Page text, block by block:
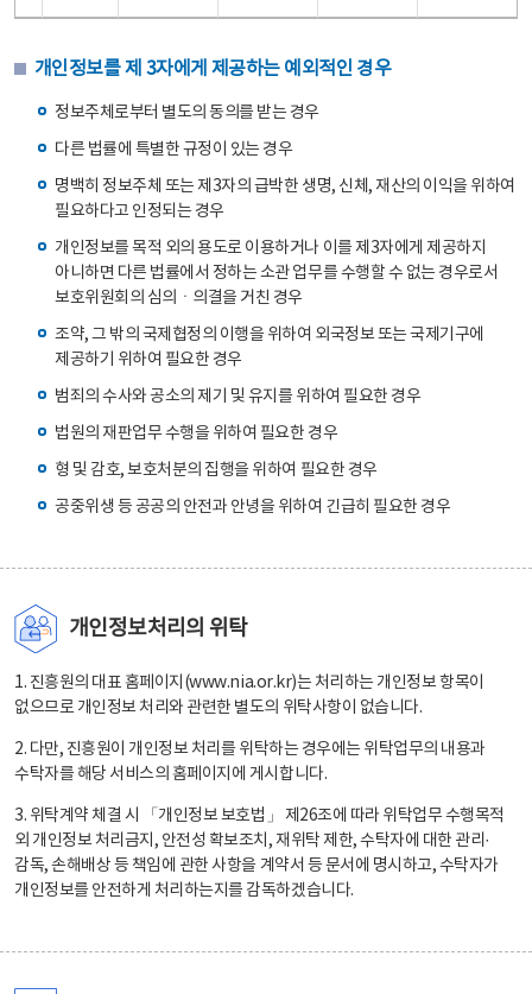
개인정보를 제 3자에게 제공하는 예외적인 경우
정보주체로부터 별도의 동의를 받는 경우
다른 법률에 특별한 규정이 있는 경우
명백히 정보주체 또는 제3자의 급박한 생명, 신체, 재산의 이익을 위하여
필요하다고 인정되는 경우
개인정보를 목적 외의 용도로 이용하거나 이를 제3자에게 제공하지
아니하면 다른 법률에서 정하는 소관 업무를 수행할 수 없는 경우로서
보호위원회의 심의ㆍ의결을 거친 경우
조약, 그 밖의 국제협정의 이행을 위하여 외국정보 또는 국제기구에
제공하기 위하여 필요한 경우
범죄의 수사와 공소의 제기 및 유지를 위하여 필요한 경우
법원의 재판업무 수행을 위하여 필요한 경우
형 및 감호, 보호처분의 집행을 위하여 필요한 경우
공중위생 등 공공의 안전과 안녕을 위하여 긴급히 필요한 경우
개인정보처리의 위탁
1. 진흥원의 대표 홈페이지(www.nia.or.kr)는 처리하는 개인정보 항목이
없으므로 개인정보 처리와 관련한 별도의 위탁사항이 없습니다.
2. 다만, 진흥원이 개인정보 처리를 위탁하는 경우에는 위탁업무의 내용과
수탁자를 해당 서비스의 홈페이지에 게시합니다.
3. 위탁계약 체결 시 「개인정보 보호법」 제26조에 따라 위탁업무 수행목적
외 개인정보 처리금지, 안전성 확보조치, 재위탁 제한, 수탁자에 대한 관리·
감독, 손해배상 등 책임에 관한 사항을 계약서 등 문서에 명시하고, 수탁자가
개인정보를 안전하게 처리하는지를 감독하겠습니다.